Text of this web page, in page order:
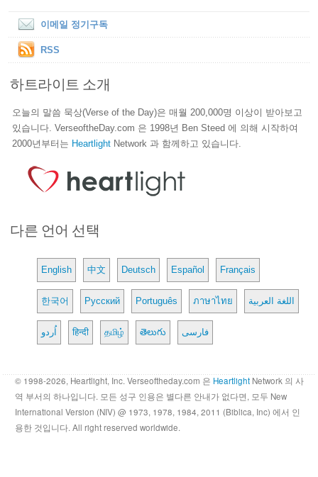
이메일 정기구독
RSS
하트라이트 소개
오늘의 말씀 묵상(Verse of the Day)은 매월 200,000명 이상이 받아보고
있습니다. VerseoftheDay.com 은 1998년 Ben Steed 에 의해 시작하여
2000년부터는 Heartlight Network 과 함께하고 있습니다.
다른 언어 선택
English 中文 Deutsch Español Français
한국어 Русский Português ภาษาไทย اللغة العربية
اُردو हिन्दी தமிழ் తెలుగు فارسی
© 1998-2026, Heartlight, Inc. Verseoftheday.com 은 Heartlight Network 의 사
역 부서의 하나입니다. 모든 성구 인용은 별다른 안내가 없다면, 모두 New
International Version (NIV) @ 1973, 1978, 1984, 2011 (Biblica, Inc) 에서 인
용한 것입니다. All right reserved worldwide.